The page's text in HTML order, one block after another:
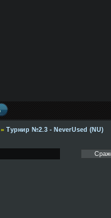
» Турнир №2.3 - NeverUsed (NU)